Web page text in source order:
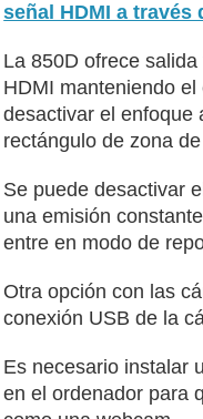
señal HDMI a través
La 850D ofrece
HDMI manteniendo
desactivar el enfoque
rectángulo de zona
Se puede desactivar
una emisión
entre en modo de
Otra opción con las
conexión USB de la
Es necesario instalar
en el ordenador para